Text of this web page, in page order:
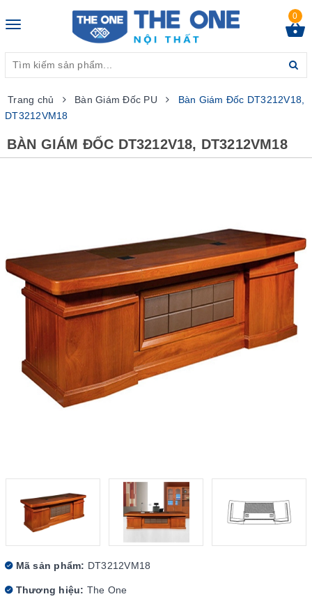
Toggle
0
Trang chủ Bàn Giám Đốc PU
Bàn Giám Đốc DT3212V18,
DT3212VM18
BÀN GIÁM ĐỐC DT3212V18, DT3212VM18
Mã sản phẩm: DT3212VM18
Thương hiệu: The One